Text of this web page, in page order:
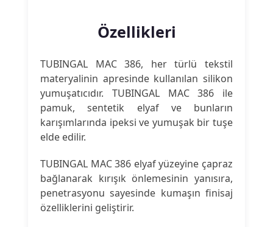
Özellikleri
TUBINGAL MAC 386, her türlü tekstil
materyalinin apresinde kullanılan silikon
yumuşatıcıdır. TUBINGAL MAC 386 ile
pamuk, sentetik elyaf ve bunların
karışımlarında ipeksi ve yumuşak bir tuşe
elde edilir.
TUBINGAL MAC 386 elyaf yüzeyine çapraz
bağlanarak kırışık önlemesinin yanısıra,
penetrasyonu sayesinde kumaşın finisaj
özelliklerini geliştirir.